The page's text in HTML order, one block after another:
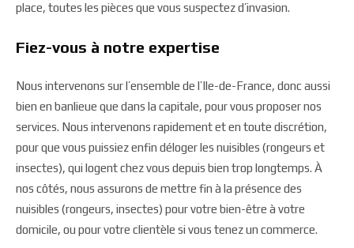
place, toutes les pièces que vous suspectez d’invasion.
Fiez-vous à notre expertise
Nous intervenons sur l’ensemble de l’Ile-de-France, donc aussi
bien en banlieue que dans la capitale, pour vous proposer nos
services. Nous intervenons rapidement et en toute discrétion,
pour que vous puissiez enfin déloger les nuisibles (rongeurs et
insectes), qui logent chez vous depuis bien trop longtemps. À
nos côtés, nous assurons de mettre fin à la présence des
nuisibles (rongeurs, insectes) pour votre bien-être à votre
domicile, ou pour votre clientèle si vous tenez un commerce.